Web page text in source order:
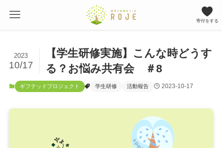
寄付をする
【学生研修実施】こんな時どうす
る？お悩み共有会 ＃8
2023
10/17
ギフテッドプロジェクト 学生研修 活動報告 2023-10-17